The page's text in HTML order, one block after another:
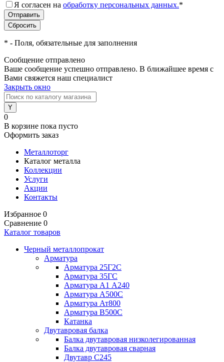
Я согласен на обработку персональных данных.*
* - Поля, обязательные для заполнения
Сообщение отправлено
Ваше сообщение успешно отправлено. В ближайшее время с
Вами свяжется наш специалист
Закрыть окно
0
В корзине пока пусто
Оформить заказ
Металлоторг
Каталог металла
Коллекции
Услуги
Акции
Контакты
Избранное 0
Сравнение 0
Каталог товаров
Черный металлопрокат
Арматура
Арматура 25Г2С
Арматура 35ГС
Арматура А1 А240
Арматура А500С
Арматура Ат800
Арматура В500С
Катанка
Двутавровая балка
Балка двутавровая низколегированная
Балка двутавровая сварная
Двутавр С245